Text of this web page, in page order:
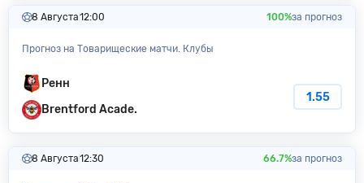
8 Августа12:00 100%за прогноз
Прогноз на Товарищеские матчи. Клубы
Ренн
Brentford Acade.
1.55
8 Августа12:30 66.7%за прогноз